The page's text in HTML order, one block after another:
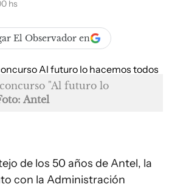
hs
El Observador en
"Al futuro lo
Antel
de los 50 años de Antel, la
con la Administración